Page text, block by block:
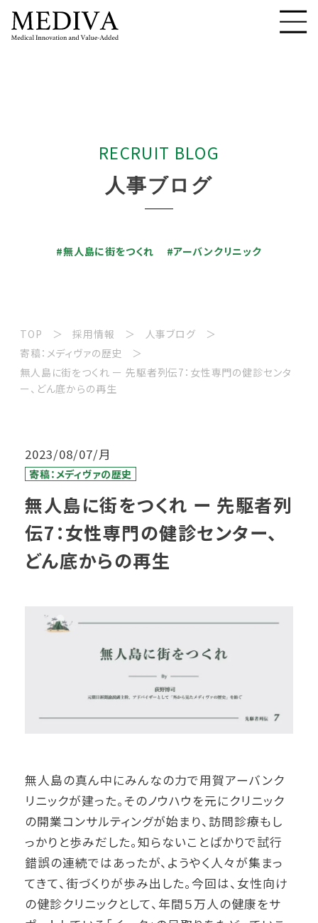
RECRUIT BLOG
人事ブロ グ
#無人島に街をつくれ #アーバンクリニック
TOP 採用情報
人事ブログ
寄稿：メディヴァの歴史
無人島に街をつくれ ー 先駆者列伝7：女性専門の健診センタ
ー、どん底からの再生
2023/08/07/月
寄稿：メディヴァの歴史
無人島に街をつくれ ー 先駆者列
伝7：女性専門の健診センター、
どん底からの再生
無人島の真ん中にみんなの力で用賀アーバンク
リニックが建った。そのノウハウを元にクリニック
の開業コンサルティングが始まり、訪問診療もし
っかりと歩みだした。知らないことばかりで試行
錯誤の連続ではあったが、ようやく人々が集まっ
てきて、街づくりが歩み出した。今回は、女性向け
の健診クリニックとして、年間５万人の健康をサ